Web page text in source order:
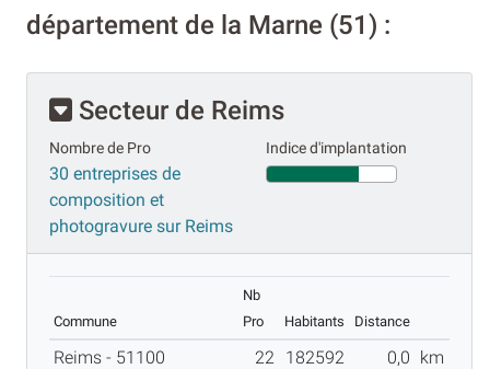
département de la Marne (51) :
Secteur de Reims
Nombre de Pro
30 entreprises de
composition et
photogravure sur Reims
Indice d'implantation
Commune
Nb
Pro
Habitants Distance
Reims - 51100 22 182592 0,0 km